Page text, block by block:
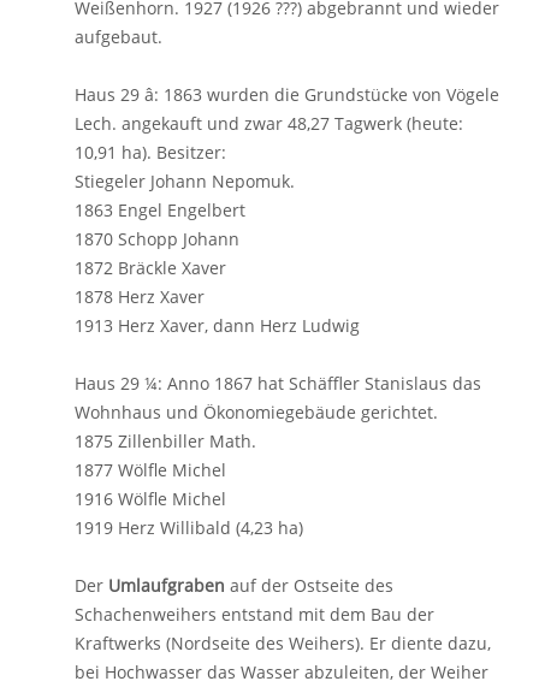
Weißenhorn. 1927 (1926 ???) abgebrannt und wieder
aufgebaut.
Haus 29 â: 1863 wurden die Grundstücke von Vögele
Lech. angekauft und zwar 48,27 Tagwerk (heute:
10,91 ha). Besitzer:
Stiegeler Johann Nepomuk.
1863 Engel Engelbert
1870 Schopp Johann
1872 Bräckle Xaver
1878 Herz Xaver
1913 Herz Xaver, dann Herz Ludwig
Haus 29 ¼: Anno 1867 hat Schäffler Stanislaus das
Wohnhaus und Ökonomiegebäude gerichtet.
1875 Zillenbiller Math.
1877 Wölfle Michel
1916 Wölfle Michel
1919 Herz Willibald (4,23 ha)
Der Umlaufgraben auf der Ostseite des
Schachenweihers entstand mit dem Bau der
Kraftwerks (Nordseite des Weihers). Er diente dazu,
bei Hochwasser das Wasser abzuleiten, der Weiher